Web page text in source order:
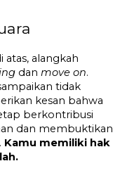
alangkah
dan move on.
tidak
kesan bahwa
berkontribusi
dan membuktikan
Kamu memiliki hak